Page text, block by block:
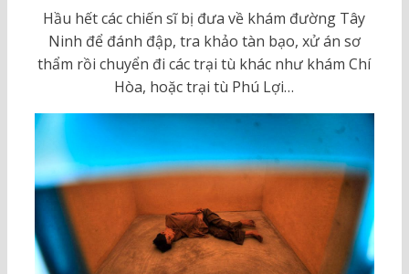
Hầu hết các chiến sĩ bị đưa về khám đường Tây
Ninh để đánh đập, tra khảo tàn bạo, xử án sơ
thẩm rồi chuyển đi các trại tù khác như khám Chí
Hòa, hoặc trại tù Phú Lợi…